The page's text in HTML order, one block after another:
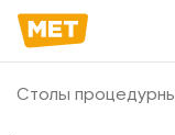
Столы